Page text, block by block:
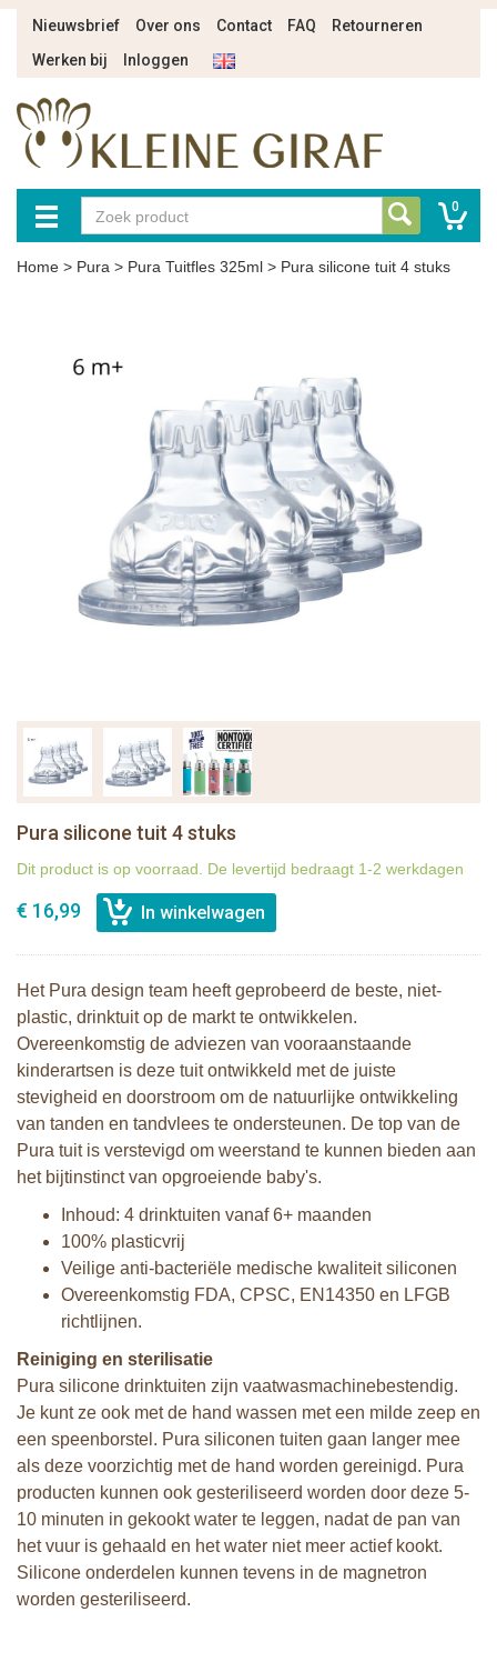
Nieuwsbrief Over ons Contact FAQ
Retourneren
Werken bij
Inloggen
0
Home > Pura > Pura Tuitfles 325ml > Pura silicone tuit 4 stuks
Pura silicone tuit 4 stuks
Dit product is op voorraad. De levertijd bedraagt 1-2 werkdagen
€ 16,99
Het Pura design team heeft geprobeerd de beste, niet-
plastic, drinktuit op de markt te ontwikkelen.
Overeenkomstig de adviezen van vooraanstaande
kinderartsen is deze tuit ontwikkeld met de juiste
stevigheid en doorstroom om de natuurlijke ontwikkeling
van tanden en tandvlees te ondersteunen. De top van de
Pura tuit is verstevigd om weerstand te kunnen bieden aan
het bijtinstinct van opgroeiende baby's.
Inhoud: 4 drinktuiten vanaf 6+ maanden
100% plasticvrij
Veilige anti-bacteriële medische kwaliteit siliconen
Overeenkomstig FDA, CPSC, EN14350 en LFGB
richtlijnen.
Reiniging en sterilisatie
Pura silicone drinktuiten zijn vaatwasmachinebestendig.
Je kunt ze ook met de hand wassen met een milde zeep en
een speenborstel. Pura siliconen tuiten gaan langer mee
als deze voorzichtig met de hand worden gereinigd. Pura
producten kunnen ook gesteriliseerd worden door deze 5-
10 minuten in gekookt water te leggen, nadat de pan van
het vuur is gehaald en het water niet meer actief kookt.
Silicone onderdelen kunnen tevens in de magnetron
worden gesteriliseerd.